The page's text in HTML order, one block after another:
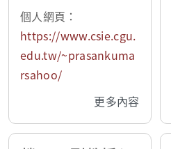
物聯網大數據分析 , 醫
學影像數據分析 , 雲端
運算、 霧運算
個人網頁：
https://www.csie.cgu.
edu.tw/~prasankuma
rsahoo/
更多內容